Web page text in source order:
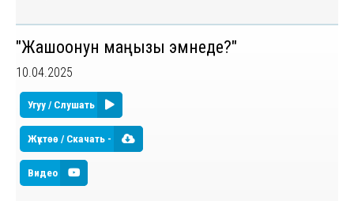
"Жашоонун маңызы эмнеде?"
10.04.2025
Угуу / Слушать
Жүктөө / Скачать -
Видео